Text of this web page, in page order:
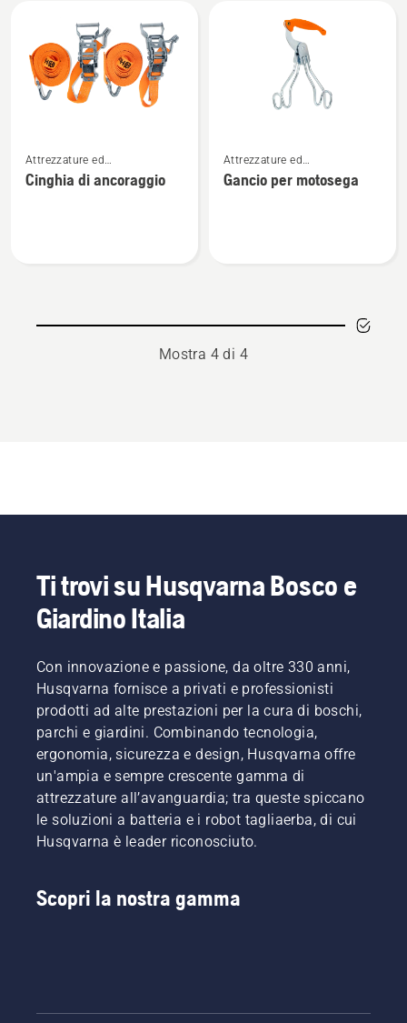
maggiori
dettagli
Attrezzature ed
equipaggiamento da lavoro
Cinghia di ancoraggio
maggiori
dettagli
Attrezzature ed
equipaggiamento da lavoro
Gancio per motosega
Mostra 4 di 4
Ti trovi su Husqvarna Bosco e
Giardino Italia
Con innovazione e passione, da oltre 330 anni,
Husqvarna fornisce a privati e professionisti
prodotti ad alte prestazioni per la cura di boschi,
parchi e giardini. Combinando tecnologia,
ergonomia, sicurezza e design, Husqvarna offre
un'ampia e sempre crescente gamma di
attrezzature all’avanguardia; tra queste spiccano
le soluzioni a batteria e i robot tagliaerba, di cui
Husqvarna è leader riconosciuto.
Scopri la nostra gamma